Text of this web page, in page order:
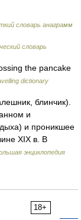
словарь анаграмм
словарь
the pancake
dictionary
блинчик).
и
и проникшее
XIX в. В
энциклопедия
18+